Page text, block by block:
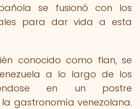
se fusionó con los
para dar vida a esta
conocido como flan, se
a lo largo de los
en un postre
gastronomía venezolana.